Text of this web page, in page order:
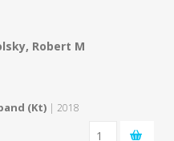
Robert M
(Kt) | 2018